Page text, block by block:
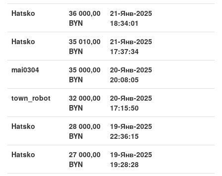
Hatsko
36 000,00
BYN
21-Янв-2025
18:34:01
Hatsko
35 010,00
BYN
21-Янв-2025
17:37:34
mai0304
35 000,00
BYN
20-Янв-2025
20:08:05
town_robot
32 000,00
BYN
20-Янв-2025
17:15:50
Hatsko
28 000,00
BYN
19-Янв-2025
22:36:15
Hatsko
27 000,00
BYN
19-Янв-2025
19:28:28